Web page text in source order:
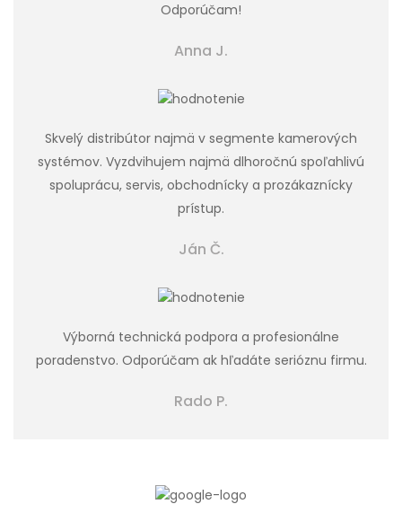
Odporúčam!
Anna J.
Skvelý distribútor najmä v segmente kamerových
systémov. Vyzdvihujem najmä dlhoročnú spoľahlivú
spoluprácu, servis, obchodnícky a prozákaznícky
prístup.
Ján Č.
Výborná technická podpora a profesionálne
poradenstvo. Odporúčam ak hľadáte serióznu firmu.
Rado P.